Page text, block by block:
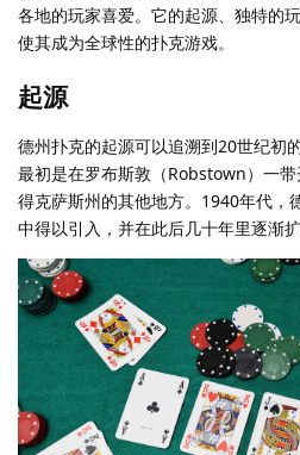
各地的玩家喜爱。它的起源、独特的
使其成为全球性的扑克游戏。
起源
德州扑克的起源可以追溯到20世纪初
最初是在罗布斯敦（Robstown）一
得克萨斯州的其他地方。1940年代，
中得以引入，并在此后几十年里逐渐扩